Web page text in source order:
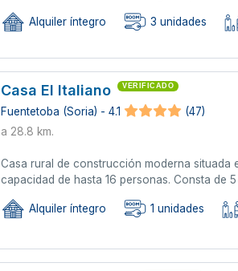
Alquiler íntegro 3 unidades
Casa El Italiano VERIFICADO
Fuentetoba (Soria) - 4.1
(47)
a 28.8 km.
Casa rural de construcción moderna
capacidad de hasta 16 personas. Consta de 5
Alquiler íntegro 1 unidades